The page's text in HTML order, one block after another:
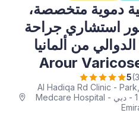
دموية متخصصة،
استشاري جراحة
الدوالي من ألمانيا Doctor Saher
Arour
5
Al Hadiqa Rd Clinic -
Medcare Hospital - الصفا - الصفا 1 - دبي - United Arab